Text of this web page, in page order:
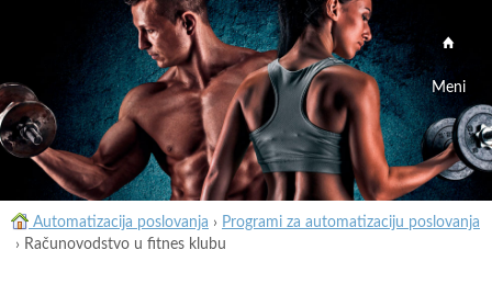
Meni
Automatizacija poslovanja › Programi za automatizaciju poslovanja
› Računovodstvo u fitnes klubu